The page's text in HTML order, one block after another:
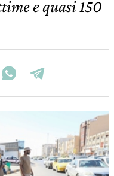
e quasi 150